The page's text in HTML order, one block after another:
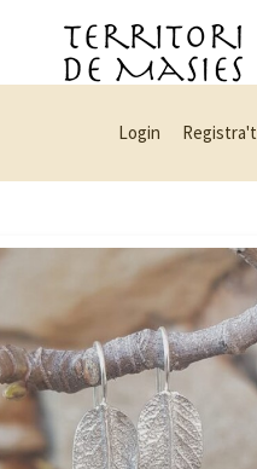
Login Registra't